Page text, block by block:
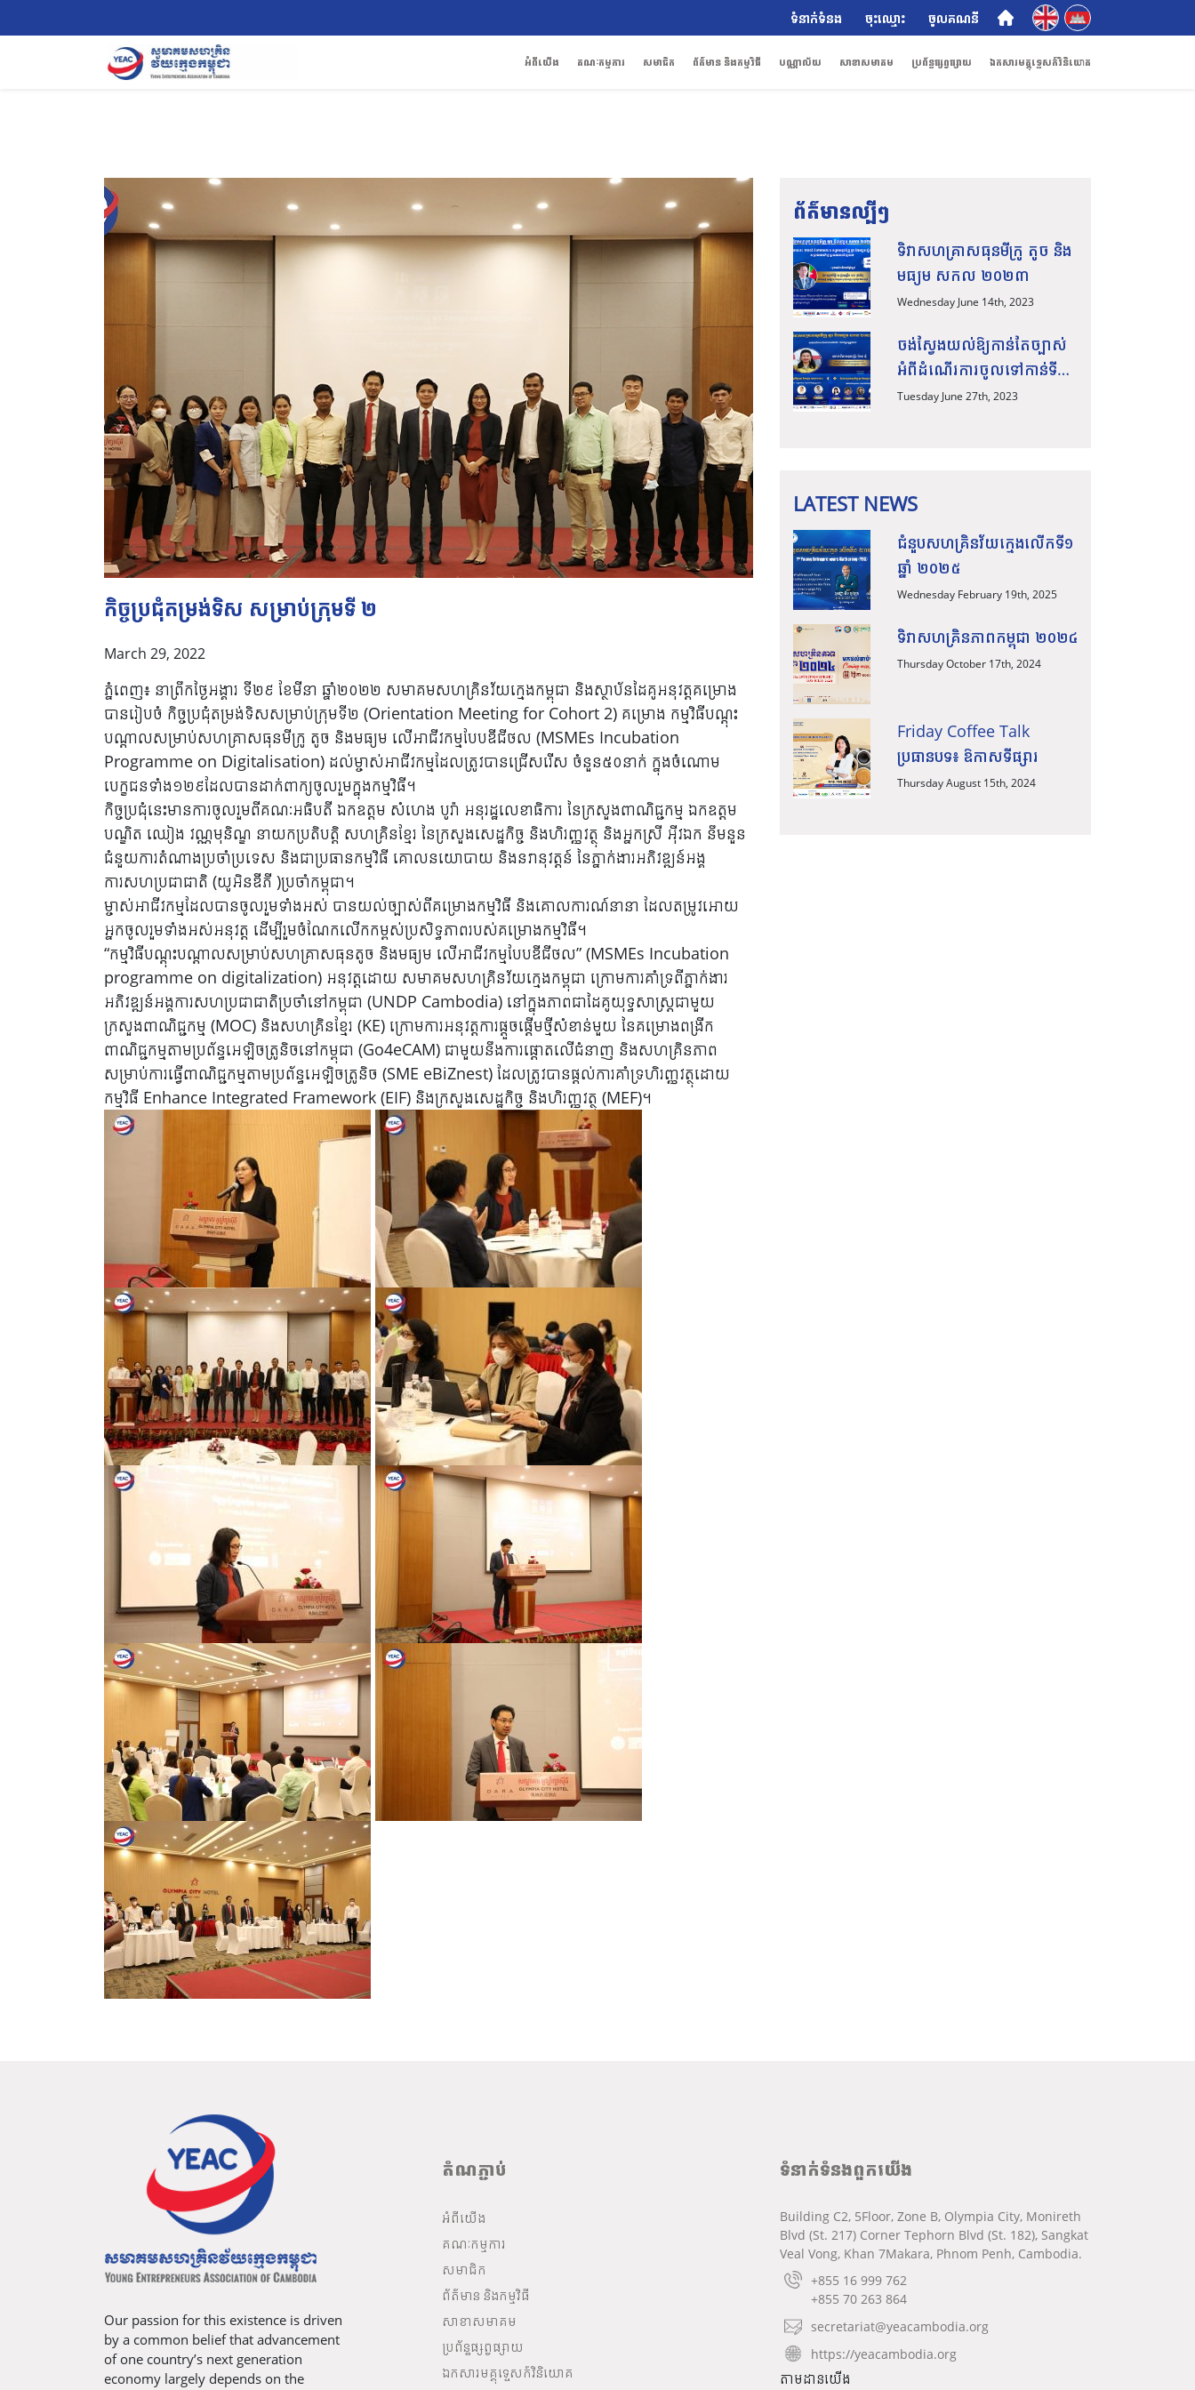
ទំនាក់ទំនង ចុះឈ្មោះ ចូលគណនី Englishភាសាខ្មែរ
អំពីយើង គណៈកម្មការ សមាជិក ព័ត៌មាន និងកម្មវិធី បណ្ណាល័យ សាខាសមាគម ប្រព័ន្ធផ្សព្វផ្សាយ ឯកសារមគ្គុទ្ទេសក៍វិនិយោគ
កិច្ចប្រជុំតម្រង់ទិស សម្រាប់ក្រុមទី ២
March 29, 2022
ភ្នំពេញ៖ នាព្រឹកថ្ងៃអង្គារ ទី២៩ ខែមីនា ឆ្នាំ២០២២ សមាគមសហគ្រិនវ័យក្មេងកម្ពុជា និងស្ថាប័នដៃគូអនុវត្តគម្រោង
បានរៀបចំ កិច្ចប្រជុំតម្រង់ទិសសម្រាប់ក្រុមទី២ (Orientation Meeting for Cohort 2) គម្រោង កម្មវិធីបណ្តុះ
បណ្តាលសម្រាប់សហគ្រាសធុនមីក្រូ តូច និងមធ្យម លើអាជីវកម្មបែបឌីជីថល (MSMEs Incubation
Programme on Digitalisation) ដល់ម្ចាស់អាជីវកម្មដែលត្រូវបានជ្រើសរើស ចំនួន៥០នាក់ ក្នុងចំណោម
បេក្ខជនទាំង១២៩ដែលបានដាក់ពាក្យចូលរួមក្នុងកម្មវិធី។
កិច្ចប្រជុំនេះមានការចូលរួមពីគណៈអធិបតី ឯកឧត្តម សំហេង បូរ៉ា អនុរដ្ឋលេខាធិការ នៃក្រសួងពាណិជ្ជកម្ម ឯកឧត្តម
បណ្ឌិត ឈៀង វណ្ណមុនិណ្ឌ នាយកប្រតិបត្តិ សហគ្រិនខ្មែរ នៃក្រសួងសេដ្ឋកិច្ច និងហិរញ្ញវត្ថុ និងអ្នកស្រី អ៊ីវឯក នឹមនួន
ជំនួយការតំណាងប្រចាំប្រទេស និងជាប្រធានកម្មវិធី គោលនយោបាយ និងនវានុវត្តន៍ នៃភ្នាក់ងារអភិវឌ្ឍន៍អង្គ
ការសហប្រជាជាតិ (យូអិនឌីភី )ប្រចាំកម្ពុជា។
ម្ចាស់អាជីវកម្មដែលបានចូលរួមទាំងអស់ បានយល់ច្បាស់ពីគម្រោងកម្មវិធី និងគោលការណ៍នានា ដែលតម្រូវអោយ
អ្នកចូលរួមទាំងអស់អនុវត្ត ដើម្បីរួមចំណែកលើកកម្ពស់ប្រសិទ្ធភាពរបស់គម្រោងកម្មវិធី។
“កម្មវិធីបណ្តុះបណ្តាលសម្រាប់សហគ្រាសធុនតូច និងមធ្យម លើអាជីវកម្មបែបឌីជីថល” (MSMEs Incubation
programme on digitalization) អនុវត្តដោយ សមាគមសហគ្រិនវ័យក្មេងកម្ពុជា ក្រោមការគាំទ្រពីភ្នាក់ងារ
អភិវឌ្ឍន៍អង្គការសហប្រជាជាតិប្រចាំនៅកម្ពុជា (UNDP Cambodia) នៅក្នុងភាពជាដៃគូយុទ្ធសាស្រ្តជាមួយ
ក្រសួងពាណិជ្ជកម្ម (MOC) និងសហគ្រិនខ្មែរ (KE) ក្រោមការអនុវត្តការផ្តួចផ្តើមថ្មីសំខាន់មួយ នៃគម្រោងពង្រីក
ពាណិជ្ជកម្មតាមប្រព័ន្ធអេឡិចត្រូនិចនៅកម្ពុជា (Go4eCAM) ជាមួយនឹងការផ្តោតលើជំនាញ និងសហគ្រិនភាព
សម្រាប់ការធ្វើពាណិជ្ជកម្មតាមប្រព័ន្ធអេឡិចត្រូនិច (SME eBiZnest) ដែលត្រូវបានផ្តល់ការគាំទ្រហិរញ្ញវត្ថុដោយ
កម្មវិធី Enhance Integrated Framework (EIF) និងក្រសួងសេដ្ឋកិច្ច និងហិរញ្ញវត្ថុ (MEF)។
ព័ត៌មានល្បីៗ
ទិវាសហគ្រាសធុនមីក្រូ តូច និង
មធ្យម សកល ២០២៣
Wednesday June 14th, 2023
ចង់ស្វែងយល់ឱ្យកាន់តែច្បាស់
អំពីដំណើរការចូលទៅកាន់ទី
ផ្សារក្នុងស្រុក និងទីផ្សារ
Tuesday June 27th, 2023
LATEST NEWS
ជំនួបសហគ្រិនវ័យក្មេងលើកទី១
ឆ្នាំ ២០២៥
Wednesday February 19th, 2025
ទិវាសហគ្រិនភាពកម្ពុជា ២០២៤
Thursday October 17th, 2024
Friday Coffee Talk
ប្រធានបទ៖ ឱកាសទីផ្សារ
Thursday August 15th, 2024
Our passion for this existence is driven
by a common belief that advancement
of one country’s next generation
economy largely depends on the
តំណភ្ជាប់
អំពីយើង
គណៈកម្មការ
សមាជិក
ព័ត៌មាន និងកម្មវិធី
សាខាសមាគម
ប្រព័ន្ធផ្សព្វផ្សាយ
ឯកសារមគ្គុទ្ទេសក៍វិនិយោគ
ទំនាក់ទំនងពួកយើង
Building C2, 5Floor, Zone B, Olympia City, Monireth
Blvd (St. 217) Corner Tephorn Blvd (St. 182), Sangkat
Veal Vong, Khan 7Makara, Phnom Penh, Cambodia.
+855 16 999 762
+855 70 263 864
secretariat@yeacambodia.org
https://yeacambodia.org
តាមដានយើង